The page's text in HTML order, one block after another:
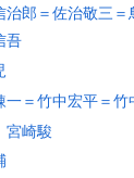
治郎＝佐治敬三
吾
一＝竹中宏平＝竹
宮崎駿